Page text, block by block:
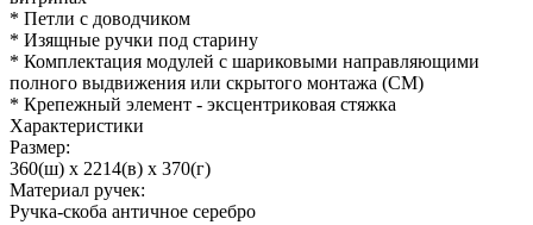
* Петли с доводчиком
* Изящные ручки под старину
* Комплектация модулей с шариковыми направляющими
полного выдвижения или скрытого монтажа (СМ)
* Крепежный элемент - эксцентриковая стяжка
Характеристики
Размер:
360(ш) x 2214(в) x 370(г)
Материал ручек:
Ручка-скоба античное серебро